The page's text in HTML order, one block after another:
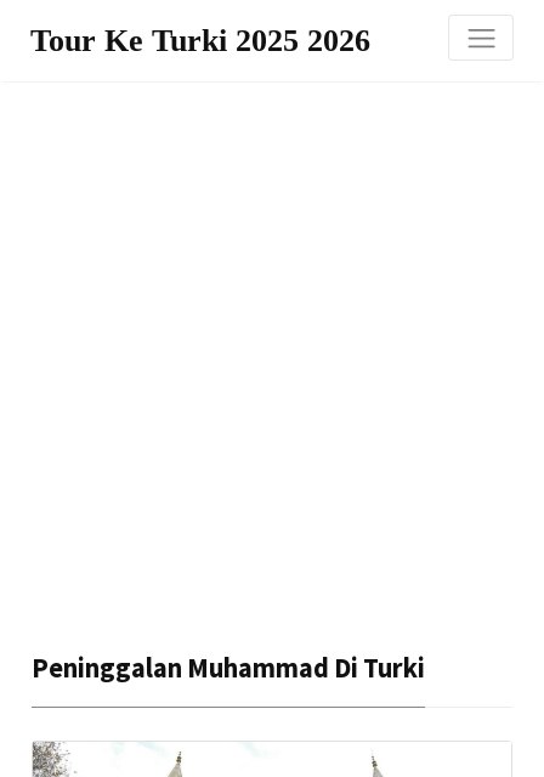
Tour Ke Turki 2025 2026
Peninggalan Muhammad Di Turki